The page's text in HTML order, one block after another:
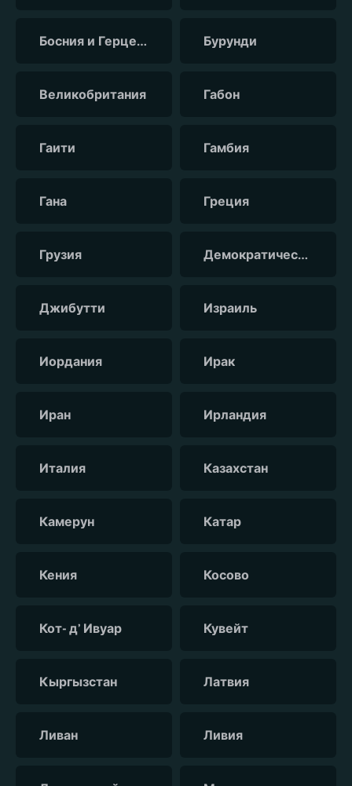
Босния и Герцеговина Бурунди
Великобритания Габон
Гаити Гамбия
Гана Греция
Грузия Демократическая республика Конго
Джибутти Израиль
Иордания Ирак
Иран Ирландия
Италия Казахстан
Камерун Катар
Кения Косово
Кот- д’ Ивуар Кувейт
Кыргызстан Латвия
Ливан Ливия